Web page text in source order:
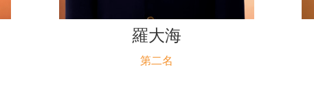
羅大海
第二名